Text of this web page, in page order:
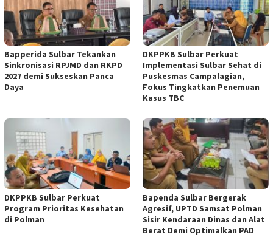
Bapperida Sulbar Tekankan
Sinkronisasi RPJMD dan RKPD
2027 demi Sukseskan Panca
Daya
DKPPKB Sulbar Perkuat
Implementasi Sulbar Sehat di
Puskesmas Campalagian,
Fokus Tingkatkan Penemuan
Kasus TBC
DKPPKB Sulbar Perkuat
Program Prioritas Kesehatan
di Polman
Bapenda Sulbar Bergerak
Agresif, UPTD Samsat Polman
Sisir Kendaraan Dinas dan Alat
Berat Demi Optimalkan PAD